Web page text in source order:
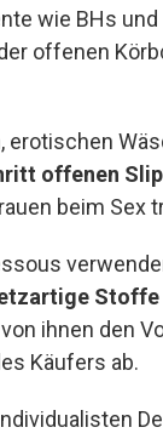
wie BHs
offenen
erotischen
offenen
beim Sex
ihnen den
Käufers ab.